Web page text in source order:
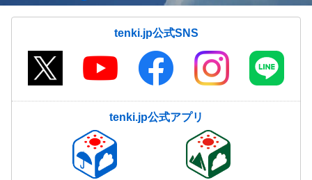
tenki.jp公式SNS
tenki.jp公式アプリ